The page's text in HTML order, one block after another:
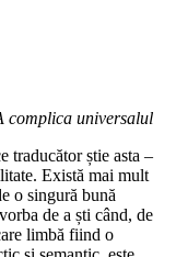
complica universalul
traducător știe asta –
Există mai mult
o singură bună
de a ști când, de
limbă fiind o